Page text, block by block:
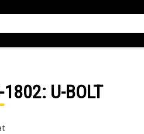
1802: U-BOLT